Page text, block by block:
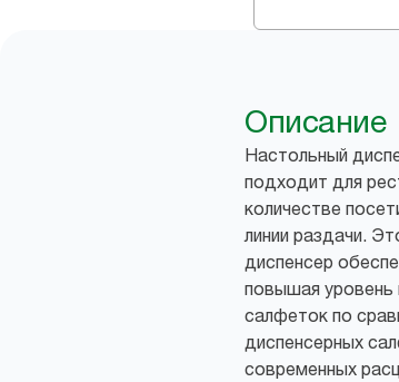
Описание
Настольный
подходит для
количестве
линии раздачи.
диспенсер
повышая уровень
салфеток по
диспенсерных
современных